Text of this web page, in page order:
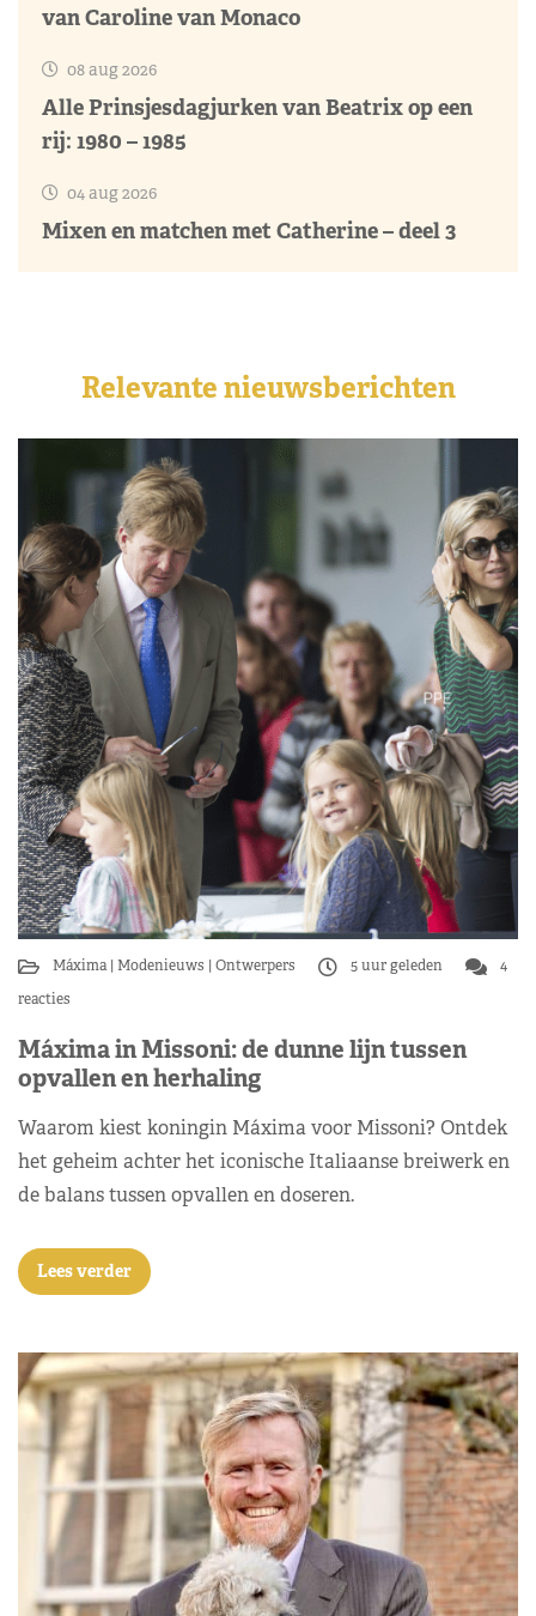
van Caroline van Monaco
08 aug 2026
Alle Prinsjesdagjurken van Beatrix op een
rij: 1980 – 1985
04 aug 2026
Mixen en matchen met Catherine – deel 3
Relevante nieuwsberichten
Máxima Modenieuws Ontwerpers 5 uur geleden
4
reacties
Máxima in Missoni: de dunne lijn tussen
opvallen en herhaling
Waarom kiest koningin Máxima voor Missoni? Ontdek
het geheim achter het iconische Italiaanse breiwerk en
de balans tussen opvallen en doseren.
Lees verder